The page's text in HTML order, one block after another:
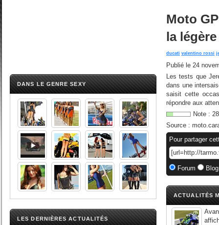
DANS LE GENRE SEXY
LES DERNIÈRES ACTUALITÉS
Moto
la légère
ducati valentino rossi
Publié le 24
Les tests que
dans une
saisit cette
répondre aux
Note : 28
Source :
Pour partager
Forum
ACTUALITÉS